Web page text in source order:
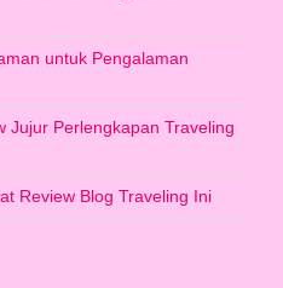
untuk Pengalaman
Jujur Perlengkapan Traveling
Review Blog Traveling Ini